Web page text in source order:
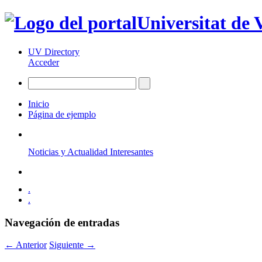
Universitat de
UV Directory
Acceder
Inicio
Página de ejemplo
Noticias y Actualidad Interesantes
.
.
Navegación de entradas
← Anterior Siguiente →